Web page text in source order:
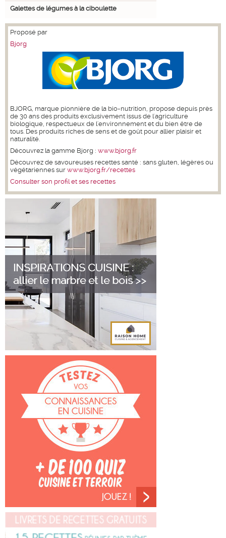
Galettes de légumes à la ciboulette
Proposé par
Bjorg
BJORG, marque pionnière de la bio-nutrition, propose depuis près
de 30 ans des produits exclusivement issus de l'agriculture
biologique, respectueux de l'environnement et du bien être de
tous. Des produits riches de sens et de goût pour allier plaisir et
naturalité.
Découvrez la gamme Bjorg : www.bjorg.fr
Découvrez de savoureuses recettes santé : sans gluten, légères ou
végétariennes sur www.bjorg.fr/recettes
Consulter son profil et ses recettes